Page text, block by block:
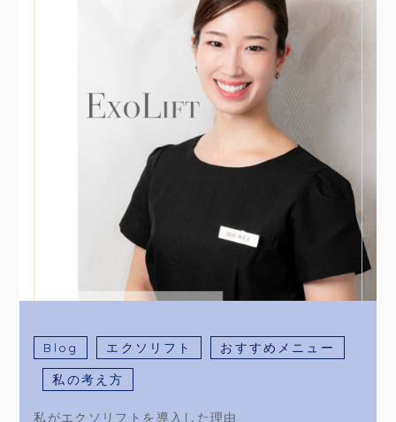
Blog エクソリフト おすすめメニュー
私の考え方
私がエクソリフトを導入した理由